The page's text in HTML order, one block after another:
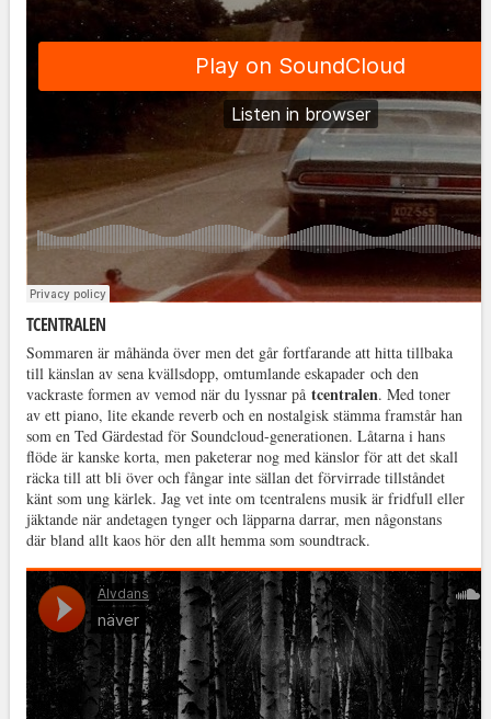
TCENTRALEN
Sommaren är måhända över men det går fortfarande att hitta tillbaka
till känslan av sena kvällsdopp, omtumlande eskapader och den
vackraste formen av vemod när du lyssnar på tcentralen. Med toner
av ett piano, lite ekande reverb och en nostalgisk stämma framstår han
som en Ted Gärdestad för Soundcloud-generationen. Låtarna i hans
flöde är kanske korta, men paketerar nog med känslor för att det skall
räcka till att bli över och fångar inte sällan det förvirrade tillståndet
känt som ung kärlek. Jag vet inte om tcentralens musik är fridfull eller
jäktande när andetagen tynger och läpparna darrar, men någonstans
där bland allt kaos hör den allt hemma som soundtrack.